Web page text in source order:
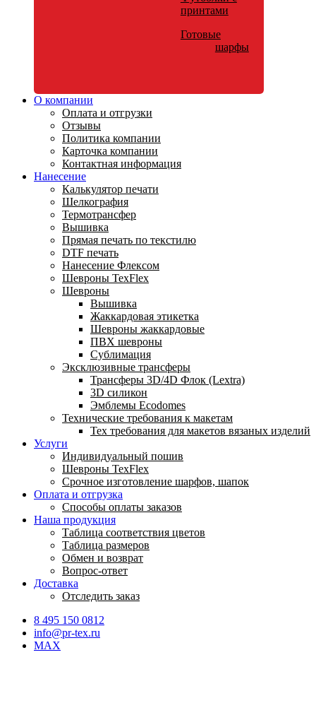
принтами
Готовые
шарфы
О компании
Оплата и отгрузки
Отзывы
Политика компании
Карточка компании
Контактная информация
Нанесение
Калькулятор печати
Шелкография
Термотрансфер
Вышивка
Прямая печать по текстилю
DTF печать
Нанесение Флексом
Шевроны TexFlex
Шевроны
Вышивка
Жаккардовая этикетка
Шевроны жаккардовые
ПВХ шевроны
Сублимация
Эксклюзивные трансферы
Трансферы 3D/4D Флок (Lextra)
3D силикон
Эмблемы Ecodomes
Технические требования к макетам
Тех требования для макетов вязаных изделий
Услуги
Индивидуальный пошив
Шевроны TexFlex
Срочное изготовление шарфов, шапок
Оплата и отгрузка
Способы оплаты заказов
Наша продукция
Таблица соответствия цветов
Таблица размеров
Обмен и возврат
Вопрос-ответ
Доставка
Отследить заказ
8 495 150 0812
info@pr-tex.ru
MAX